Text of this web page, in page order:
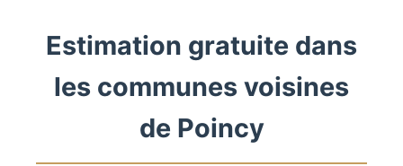
Estimation gratuite dans
les communes voisines
de Poincy